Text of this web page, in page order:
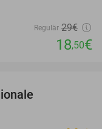
Regulär 29€
18,50€